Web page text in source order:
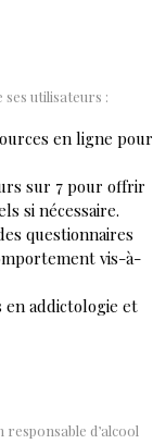
utilisateurs :
en ligne pour
sur 7 pour offrir
si nécessaire.
questionnaires
vis-à-
en addictologie et
d’alcool